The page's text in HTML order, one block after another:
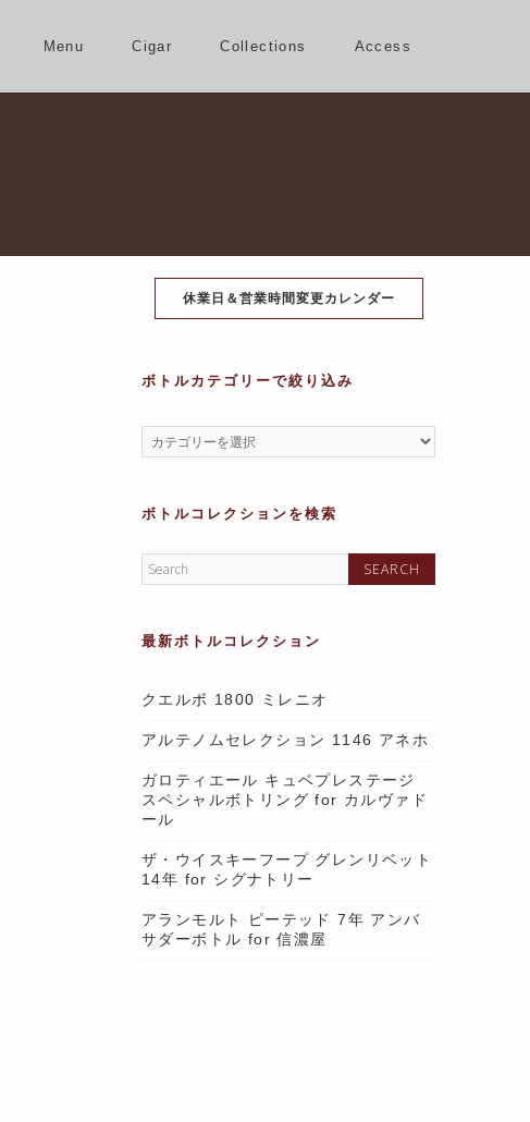
Menu Cigar Collections Access
休業日＆営業時間変更カレンダー
ボトルカテゴリーで絞り込み
ボトルコレクションを検索
最新ボトルコレクション
クエルボ 1800 ミレニオ
アルテノムセレクション 1146 アネホ
ガロティエール キュベプレステージ
スペシャルボトリング for カルヴァド
ール
ザ・ウイスキーフープ グレンリベット
14年 for シグナトリー
アランモルト ピーテッド 7年 アンバ
サダーボトル for 信濃屋